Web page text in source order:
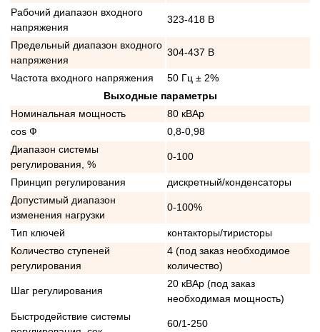
Рабочий диапазон входного
напряжения
323-418 В
Предельный диапазон входного
напряжения
304-437 В
Частота входного напряжения
50 Гц ± 2%
Выходные параметры
Номинальная мощность
80 кВАр
cos Ф
0,8-0,98
Диапазон системы
регулирования, %
0-100
Принцип регулирования
дискретный/конденсаторы
Допустимый диапазон
изменения нагрузки
0-100%
Тип ключей
контакторы/тиристоры
Количество ступеней
регулирования
4 (под заказ необходимое
количество)
Шаг регулирования
20 кВАр (под заказ
необходимая мощность)
Быстродействие системы
60/1-250